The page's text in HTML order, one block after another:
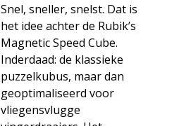
Snel, sneller, snelst. Dat is
het idee achter de Rubik’s
Magnetic Speed Cube.
Inderdaad: de klassieke
puzzelkubus, maar dan
geoptimaliseerd voor
vliegensvlugge